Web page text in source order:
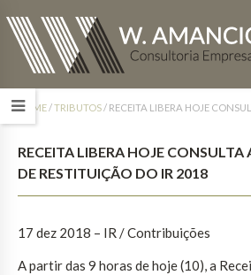
HOME/TRIBUTOS/ RECEITA LIBERA HOJE
RECEITA LIBERA HOJE
DE RESTITUIÇÃO DO IR 2018
17 dez 2018 – IR / Contribuições
A partir das 9 horas de hoje (10), a